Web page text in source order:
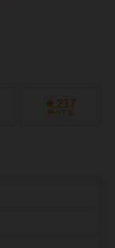
217
持ってる